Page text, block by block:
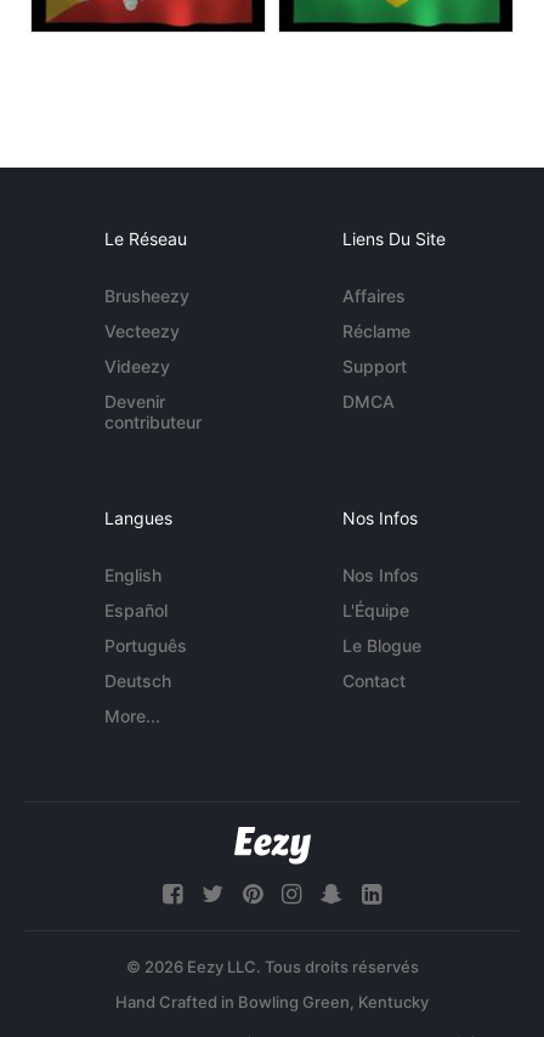
Le Réseau
Brusheezy
Vecteezy
Videezy
Devenir
contributeur
Liens Du Site
Affaires
Réclame
Support
DMCA
Langues
English
Español
Português
Deutsch
More...
Nos Infos
Nos Infos
L'Équipe
Le Blogue
Contact
© 2026 Eezy LLC. Tous droits réservés